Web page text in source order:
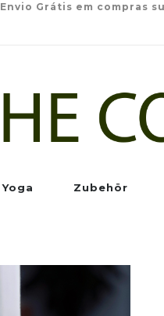
Envio Grátis em compras
Yoga Zubehör